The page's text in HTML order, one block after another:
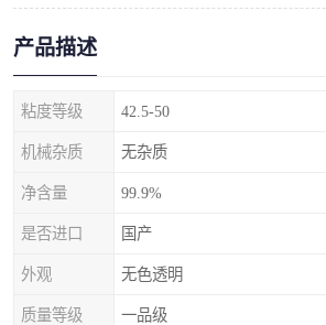
产品描述
粘度等级 42.5-50
机械杂质 无杂质
净含量 99.9%
是否进口 国产
外观 无色透明
质量等级 一品级